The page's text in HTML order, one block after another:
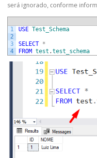
será ignorado, conforme
1
2
3
4
USE Test_Schema
SELECT *
FROM test .test_schema